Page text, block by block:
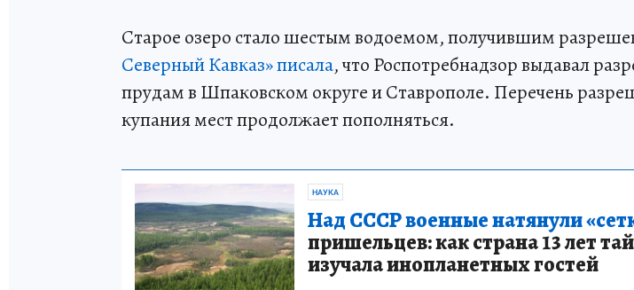
Старое озеро стало шестым водоемом, получившим
Северный Кавказ» писала, что Роспотребнадзор выдавал
прудам в Шпаковском округе и Ставрополе. Перечень
купания мест продолжает пополняться.
НАУКА
Над СССР военные натянули
пришельцев: как страна 13 лет
изучала инопланетных гостей